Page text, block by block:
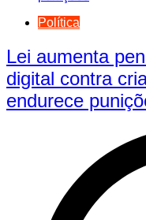
Política
Lei aumenta
digital contra
endurece